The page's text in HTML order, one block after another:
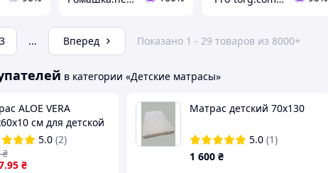
3 ... Вперед Показано 1 - 29 товаров из 8000+
в категории «Детские матрасы»
ALOE VERA
см для детской
Солодких снів
кокоc-
кокос
5.0 (2)
.95 ₴
₴
Матрас детский 70х130
5.0 (1)
1 600 ₴